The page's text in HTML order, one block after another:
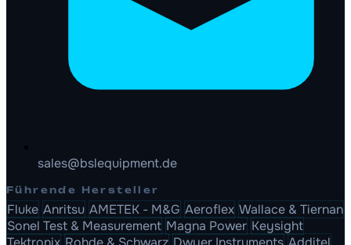
sales@bslequipment.de
Führende Hersteller
Fluke Anritsu AMETEK - M&G Aeroflex Wallace & Tiernan
Sonel Test & Measurement Magna Power Keysight